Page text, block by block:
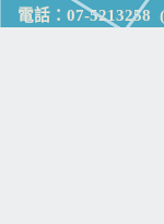
電話：07-5213258 (